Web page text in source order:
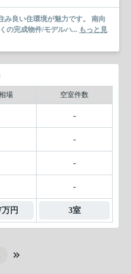
み良い住環境が魅力です。 南向
の完成物件/モデルハ... もっと見
場 空室件数
-
-
-
-
万円 3室